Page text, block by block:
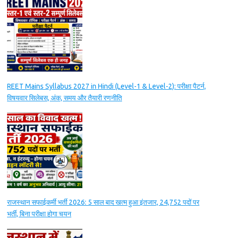
REET Mains Syllabus 2027 in Hindi (Level-1 & Level-2): परीक्षा पैटर्न,
विषयवार सिलेबस, अंक, समय और तैयारी रणनीति
राजस्थान सफाईकर्मी भर्ती 2026: 5 साल बाद खत्म हुआ इंतजार, 24,752 पदों पर
भर्ती, बिना परीक्षा होगा चयन